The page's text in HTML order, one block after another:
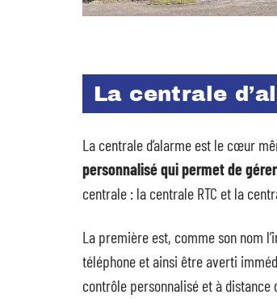
La centrale
La centrale d’alarme est le cœur
personnalisé qui permet de
centrale : la centrale RTC et la
La première est, comme son nom
téléphone et ainsi être averti
contrôle personnalisé et à distance